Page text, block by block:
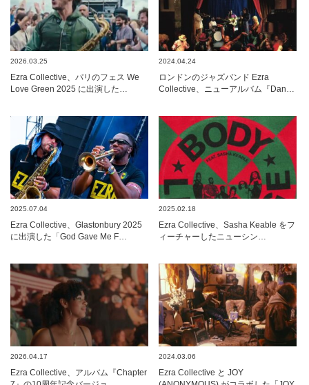
2026.03.25
Ezra Collective、パリのフェス We
Love Green 2025 に出演した…
2024.04.24
ロンドンのジャズバンド Ezra
Collective、ニューアルバム『Dan…
2025.07.04
Ezra Collective、Glastonbury 2025
に出演した「God Gave Me F…
2025.02.18
Ezra Collective、Sasha Keable をフ
ィーチャーしたニューシン…
2026.04.17
Ezra Collective、アルバム『Chapter
2024.03.06
Ezra Collective と JOY